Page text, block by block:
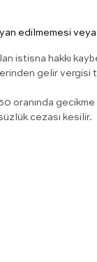
edilmemesi
istisna hakkı
gelir vergisi
oranında
cezası kesilir.